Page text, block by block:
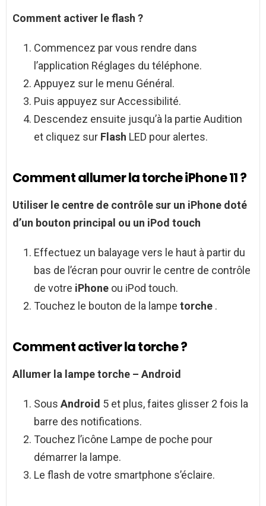
Comment activer le flash ?
Commencez par vous rendre dans
l’application Réglages du téléphone.
Appuyez sur le menu Général.
Puis appuyez sur Accessibilité.
Descendez ensuite jusqu’à la partie Audition
et cliquez sur Flash LED pour alertes.
Comment allumer la torche iPhone 11 ?
Utiliser le centre de contrôle sur un iPhone doté
d’un bouton principal ou un iPod touch
Effectuez un balayage vers le haut à partir du
bas de l’écran pour ouvrir le centre de contrôle
de votre iPhone ou iPod touch.
Touchez le bouton de la lampe torche .
Comment activer la torche ?
Allumer la lampetorche – Android
Sous Android 5 et plus, faites glisser 2 fois la
barre des notifications.
Touchez l’icône Lampe de poche pour
démarrer la lampe.
Le flash de votre smartphone s’éclaire.